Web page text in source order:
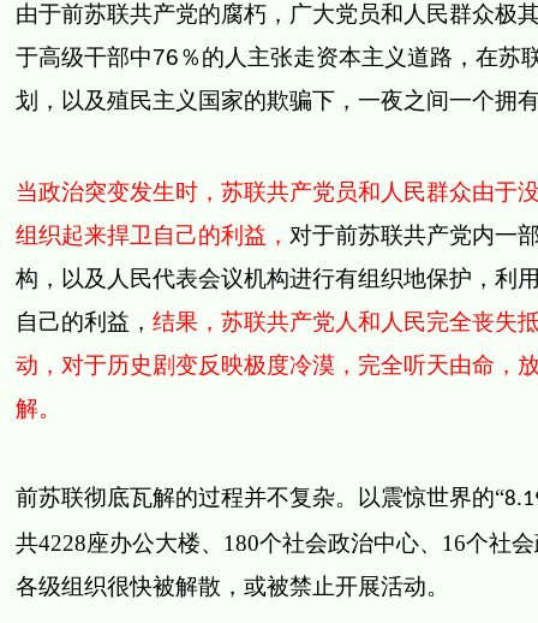
由于前苏联共产党的腐朽，广大党员和人民群众极
于高级干部中76％的人主张走资本主义道路， 在苏
划，以及殖民主义国家的欺骗下，一夜之间一个拥
当政治突变发生时，苏联共产党员和人民群众由于
组织起来捍卫自己的利益， 对于前苏联共产党内一
构，以及人民代表会议机构进行有组织地保护，利
自己的利益， 结果，苏联共产党人和人民完全丧失
动，对于历史剧变反映极度冷漠，完全听天由命，
解。
前苏联彻底瓦解的过程并不复杂。以震惊世界的“
共4228座办公大楼、 180个社会政治中心、 16个社
各级组织很快被解散，或被禁止开展活动。